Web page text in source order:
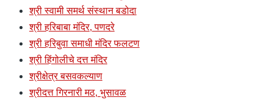
श्री स्वामी समर्थ संस्थान बडोदा
श्री हरिबाबा मंदिर, पणदरे
श्री हरिबुवा समाधी मंदिर फलटण
श्री हिंगोलीचे दत्त मंदिर
श्रीक्षेत्र बसवकल्याण
श्रीदत्त गिरनारी मठ, भुसावळ